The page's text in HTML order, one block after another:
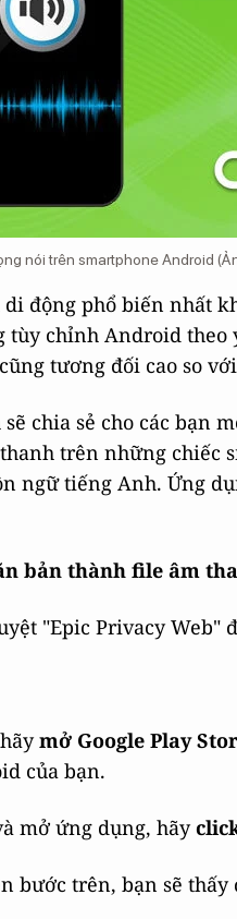
nói trên smartphone Android
động phổ biến nhất
tùy chỉnh Android
tương đối cao so
chia sẻ cho các bạn
trên những chiếc
ngữ tiếng Anh. Ứng
bản thành file âm
"Epic Privacy Web"
mở Google Play
của bạn.
mở ứng dụng, hãy
bước trên, bạn sẽ